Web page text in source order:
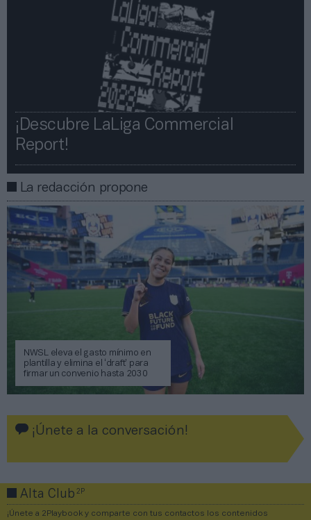
¡Descubre LaLiga Commercial
Report!​​
La redacción propone
NWSL eleva el gasto mínimo en
plantilla y elimina el ‘draft’ para
firmar un convenio hasta 2030
¡Únete a la conversación!
Alta Club2P
¡Únete a 2Playbook y comparte con tus contactos los contenidos